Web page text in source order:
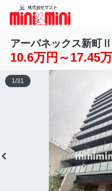
アーバネックス新町Ⅱ
10.6万円～17.45
1 /31